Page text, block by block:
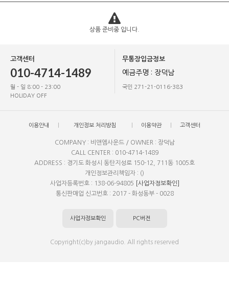
상품 준비중 입니다.
고객센터
010-4714-1489
월 - 일 8:00 - 23:00
HOLIDAY OFF
무통장입금정보
예금주명 : 장덕남
국민 271-21-0116-383
이용안내 개인정보 처리방침 이용약관 고객센터
COMPANY : 비앤엠사운드 / OWNER : 장덕남
CALL CENTER : 010-4714-1489
ADDRESS : 경기도 화성시 동탄지성로 150-12, 711동 1005호
개인정보관리책임자 : ()
사업자등록번호 : 138-06-94805
[사업자정보확인]
통신판매업 신고번호 : 2017 - 화성동부 - 0028
사업자정보확인 PC버전
Copyright(c)by jangaudio. All rights reserved